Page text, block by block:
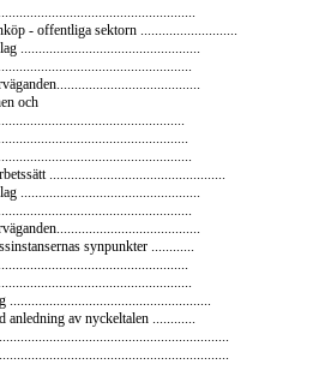
- offentliga sektorn ...........................
..................................................
och
.................................................
..................................................
synpunkter ............
........................................................
anledning av nyckeltalen ............